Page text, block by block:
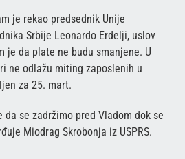
je rekao predsednik Unije
Srbije Leonardo Erdelji, uslov
je da plate ne budu smanjene. U
ne odlažu miting zaposlenih u
za 25. mart.
se zadržimo pred Vladom dok se
Miodrag Skrobonja iz USPRS.